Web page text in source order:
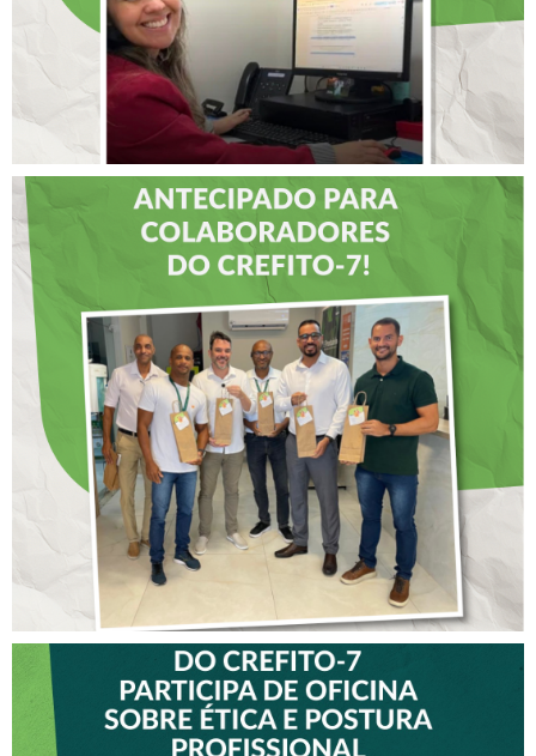
DIA DOS PAIS É
ANTECIPADO PARA
COLABORADORES DO
CREFITO-7